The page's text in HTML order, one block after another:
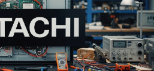
Hitachi TV arızaları arasında en
→
Servis